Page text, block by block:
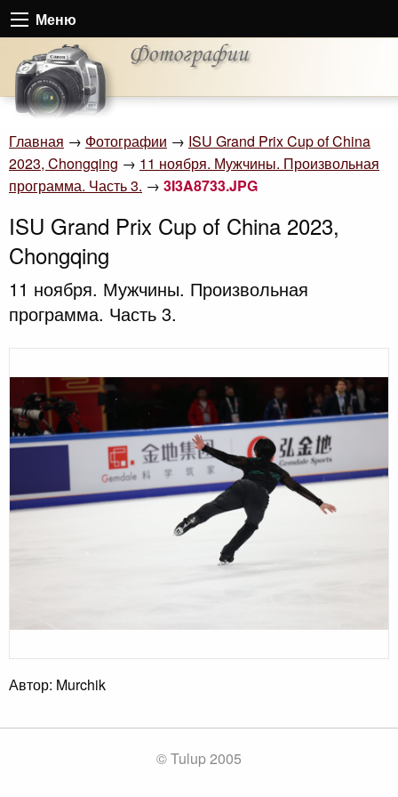
Меню
Главная → Фотографии → ISU Grand Prix Cup of China
2023, Chongqing → 11 ноября. Мужчины. Произвольная
программа. Часть 3. → 3I3A8733.JPG
ISU Grand Prix Cup of China 2023,
Chongqing
11 ноября. Мужчины. Произвольная
программа. Часть 3.
Автор: Murchik
© Tulup 2005